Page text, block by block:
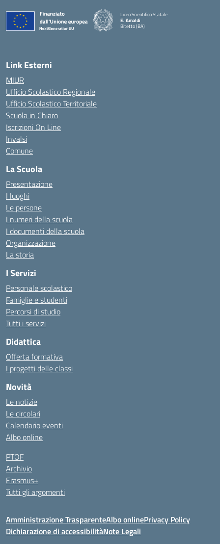
Liceo Scientifico Statale
E. Amaldi
Bitetto (BA)
Link Esterni
MIUR
Ufficio Scolastico Regionale
Ufficio Scolastico Territoriale
Scuola in Chiaro
Iscrizioni On Line
Invalsi
Comune
La Scuola
Presentazione
I luoghi
Le persone
I numeri della scuola
I documenti della scuola
Organizzazione
La storia
I Servizi
Personale scolastico
Famiglie e studenti
Percorsi di studio
Tutti i servizi
Didattica
Offerta formativa
I progetti delle classi
Novità
Le notizie
Le circolari
Calendario eventi
Albo online
PTOF
Archivio
Erasmus+
Tutti gli argomenti
Amministrazione TrasparenteAlbo onlinePrivacy Policy
Dichiarazione di accessibilitàNote Legali